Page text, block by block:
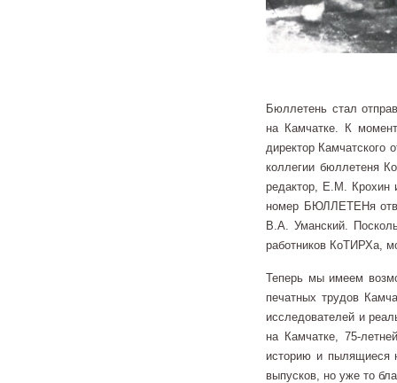
Бюллетень стал
на Камчатке. К
директор Камчатского
коллегии бюллетеня
редактор, Е.М.
номер БЮЛЛЕТЕНя
В.А. Уманский.
работников КоТИРХа,
Теперь мы имеем
печатных трудов
исследователей и
на Камчатке, 75-
историю и пылящиеся
выпусков, но уже то